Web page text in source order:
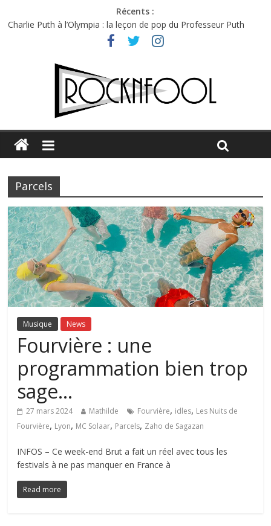
Récents :
Charlie Puth à l’Olympia : la leçon de pop du Professeur Puth
Festival Triptyque : un nouveau festival de musique indépendant
Hellfest 2026 vendredi : température et émotions en hausse
Hellfest 2026 jeudi : impossible de choisir entre chaleur et bonne
Première édition du Midgard Festival : entre bière, métal et
Parcels
Musique News
Fourvière : une
programmation bien trop
sage…
27 mars 2024 Mathilde Fourvière, idles, Les Nuits de
Fourvière, Lyon, MC Solaar, Parcels, Zaho de Sagazan
INFOS – Ce week-end Brut a fait un réel avec tous les
festivals à ne pas manquer en France à
Read more